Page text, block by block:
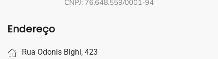
CNPJ: 76.648.559/0001-94
Endereço
Rua Odonis Bighi, 423